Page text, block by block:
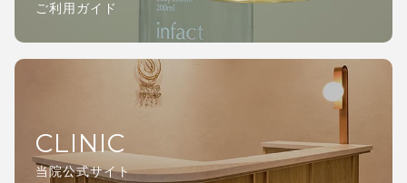
ご利用ガイド
CLINIC
当院公式サイト